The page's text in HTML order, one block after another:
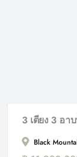
3 เตียง 3 อา
Black